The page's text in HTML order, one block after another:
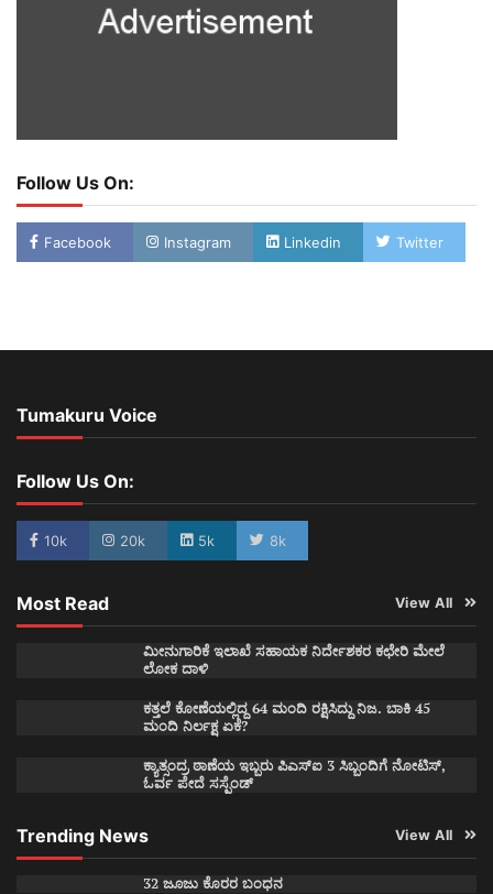
Follow Us On:
Facebook Instagram Linkedin Twitter
Tumakuru Voice
Follow Us On:
10k 20k 5k 8k
Most Read View All
ಮೀನುಗಾರಿಕೆ ಇಲಾಖೆ ಸಹಾಯಕ ನಿರ್ದೇಶಕರ ಕಛೇರಿ ಮೇಲೆ
ಲೋಕ ದಾಳಿ
ಕತ್ತಲೆ ಕೋಣೆಯಲ್ಲಿದ್ದ 64 ಮಂದಿ ರಕ್ಷಿಸಿದ್ದು ನಿಜ. ಬಾಕಿ 45
ಮಂದಿ ನಿರ್ಲಕ್ಷ ಏಕೆ?
ಕ್ಯಾತ್ಸಂದ್ರ ಠಾಣೆಯ ಇಬ್ಬರು ಪಿಎಸ್ಐ 3 ಸಿಬ್ಬಂದಿಗೆ ನೋಟಿಸ್,
ಓರ್ವ ಪೇದೆ ಸಸ್ಪೆಂಡ್
Trending News View All
32 ಜೂಜು ಕೊರರ ಬಂಧನ